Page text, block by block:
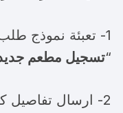
1- تعبئة نموذج
“تسجيل مطعم
2- ارسال تفاصيل كل وجبة من خلال مربع “